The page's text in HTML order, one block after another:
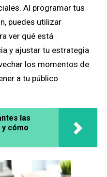
Al programar tus
puedes utilizar
ver qué está
y ajustar tu estrategia
los momentos de
a tu público
las
cómo